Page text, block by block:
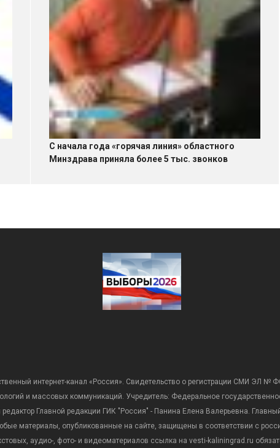
С начала года «горячая линия» областного
Минздрава приняла более 5 тыс. звонков
интернет-канал «Россия». Свидетельство о регистрации СМИ ЭЛ №
и массовых коммуникаций. Учредитель: Федеральное
Главной редакции ГИК "Россия" - Панина Елена Валерьевна.
материалы, опубликованные на сайте, защищены в соответствии с
аудио-, фото- и видеоматериалов ссылка на vesti-kaliningrad.ru